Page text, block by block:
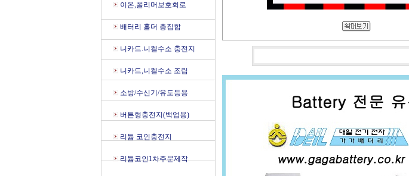
이온,폴리머보호회로
배터리 홀더 총집합
니카드.니켈수소 충전지
니카드,니켈수소 조립
소방/수신기/유도등용
버튼형충전지(백업용)
리튬 코인충전지
리튬코인1차주문제작